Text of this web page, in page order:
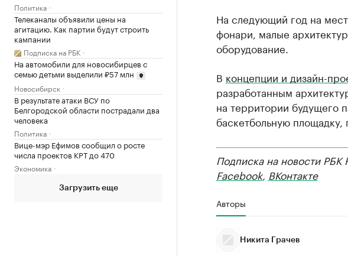
Политика
Телеканалы объявили цены на
агитацию. Как партии будут строить
кампании
Подписка на РБК
На автомобили для новосибирцев с
семью детьми выделили ₽57 млн
Новосибирск
В результате атаки ВСУ по
Белгородской области пострадали два
человека
Политика
Вице-мэр Ефимов сообщил о росте
числа проектов КРТ до 470
Экономика
Загрузить еще
На следующий год на
фонари, малые
оборудование.
В концепции и дизайн-
разработанным
на территории будущего
баскетбольную
Подписка на новости РБК
Facebook, ВКонтакте
Авторы
Никита Грачев